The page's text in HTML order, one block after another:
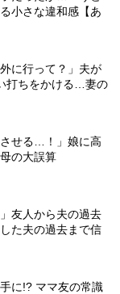
小さな違和感【あ
に行って？」夫が
打ちをかける…妻の
させる…！」娘に高
の大誤算
友人から夫の過去
た夫の過去まで信
に!? ママ友の常識